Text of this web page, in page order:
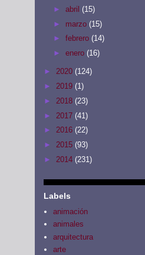
► abril (15)
► marzo (15)
► febrero (14)
► enero (16)
► 2020 (124)
► 2019 (1)
► 2018 (23)
► 2017 (41)
► 2016 (22)
► 2015 (93)
► 2014 (231)
Labels
animación
animales
arquitectura
arte